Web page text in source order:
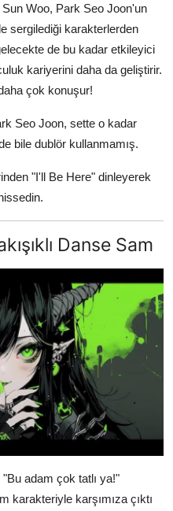
Woo, Park Seo Joon'un
sergilediği karakterlerden
de bu kadar etkileyici
kariyerini daha da geliştirir.
çok konuşur!
Seo Joon, sette o kadar
bile dublör kullanmamış.
"I'll Be Here" dinleyerek
Danse Sam
adam çok tatlı ya!"
karakteriyle karşımıza çıktı